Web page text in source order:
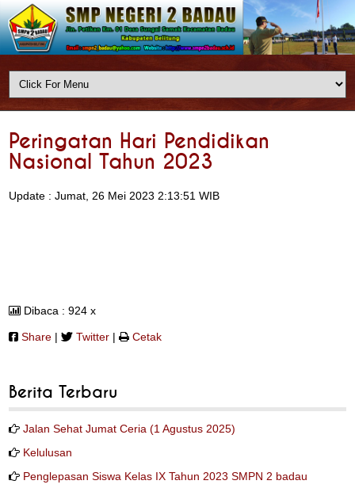
Peringatan Hari Pendidikan
Nasional Tahun 2023
Update : Jumat, 26 Mei 2023 2:13:51 WIB
Dibaca : 924 x
Share | Twitter | Cetak
Berita Terbaru
Jalan Sehat Jumat Ceria (1 Agustus 2025)
Kelulusan
Penglepasan Siswa Kelas IX Tahun 2023 SMPN 2 badau